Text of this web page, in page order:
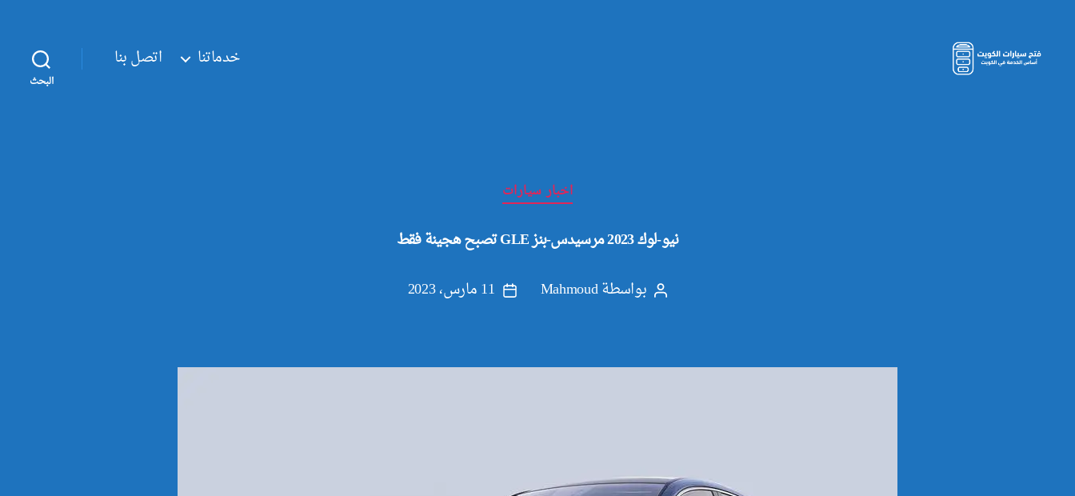
خدماتنا اتصل بنا
البحث
التصنيفات
اخبار سيارات
نيو-لوك 2023 مرسيدس-بنز GLE تصبح هجينة فقط
كاتببواسطةMahmoud
تاريخ
11 مارس، 2023